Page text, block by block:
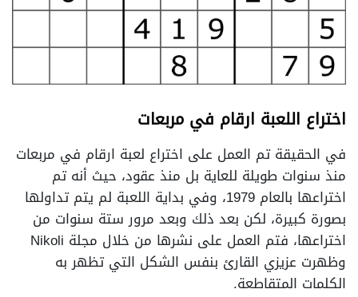
اختراع اللعبة ارقام في مربعات
في الحقيقة تم العمل على اختراع لعبة ارقام في مربعات
منذ سنوات طويلة للعاية بل منذ عقود، حيث أنه تم
اختراعها بالعام 1979، وفي بداية اللعبة لم يتم تداولها
بصورة كبيرة، لكن بعد ذلك وبعد مرور ستة سنوات من
اختراعها، فتم العمل على نشرها من خلال مجلة Nikoli
وظهرت عزيزي القارئ بنفس الشكل التي تظهر به
الكلمات المتقاطعة.